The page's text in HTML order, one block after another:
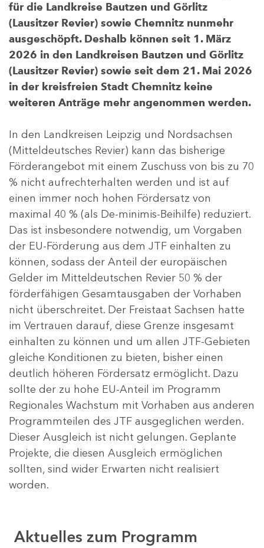
für die Landkreise Bautzen und Görlitz
(Lausitzer Revier) sowie Chemnitz nunmehr
ausgeschöpft. Deshalb können seit 1. März
2026 in den Landkreisen Bautzen und Görlitz
(Lausitzer Revier) sowie seit dem 21. Mai 2026
in der kreisfreien Stadt Chemnitz keine
weiteren Anträge mehr angenommen werden.
In den Landkreisen Leipzig und Nordsachsen
(Mitteldeutsches Revier) kann das bisherige
Förderangebot mit einem Zuschuss von bis zu 70
% nicht aufrechterhalten werden und ist auf
einen immer noch hohen Fördersatz von
maximal 40 % (als De-minimis-Beihilfe) reduziert.
Das ist insbesondere notwendig, um Vorgaben
der EU-Förderung aus dem JTF einhalten zu
können, sodass der Anteil der europäischen
Gelder im Mitteldeutschen Revier 50 % der
förderfähigen Gesamtausgaben der Vorhaben
nicht überschreitet. Der Freistaat Sachsen hatte
im Vertrauen darauf, diese Grenze insgesamt
einhalten zu können und um allen JTF-Gebieten
gleiche Konditionen zu bieten, bisher einen
deutlich höheren Fördersatz ermöglicht. Dazu
sollte der zu hohe EU-Anteil im Programm
Regionales Wachstum mit Vorhaben aus anderen
Programmteilen des JTF ausgeglichen werden.
Dieser Ausgleich ist nicht gelungen. Geplante
Projekte, die diesen Ausgleich ermöglichen
sollten, sind wider Erwarten nicht realisiert
worden.
Aktuelles zum Programm